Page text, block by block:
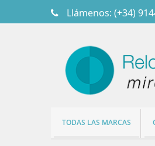
Llámenos: (+34)
TODAS LAS MARCAS